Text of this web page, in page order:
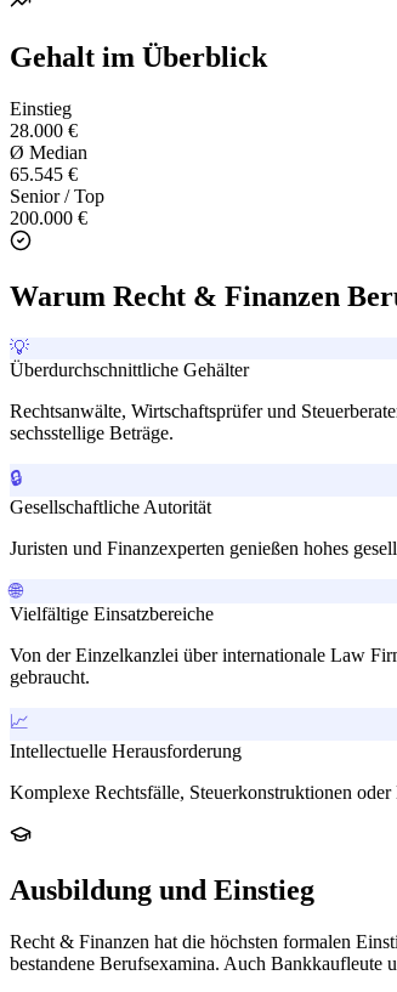
Gehalt im Überblick
Einstieg
28.000 €
Ø Median
65.545 €
Senior / Top
200.000 €
Warum Recht & Finanzen
💡
Überdurchschnittliche Gehälter
Rechtsanwälte, Wirtschaftsprüfer und
sechsstellige Beträge.
🔒
Gesellschaftliche Autorität
Juristen und Finanzexperten genießen hohes
🌐
Vielfältige Einsatzbereiche
Von der Einzelkanzlei über internationale Law
gebraucht.
📈
Intellectuelle Herausforderung
Komplexe Rechtsfälle, Steuerkonstruktionen
Ausbildung und Einstieg
Recht & Finanzen hat die höchsten formalen
bestandene Berufsexamina. Auch Bankkaufleute